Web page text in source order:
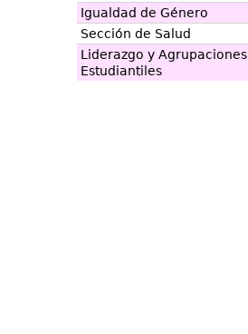
Igualdad de Género
Sección de Salud
Liderazgo y Agrupaciones
Estudiantiles